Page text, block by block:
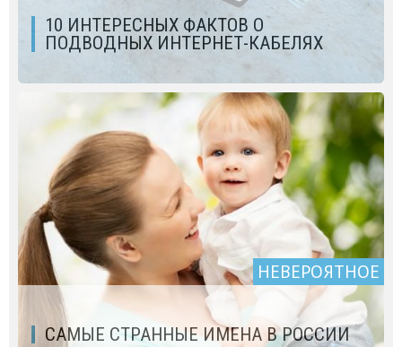
10 ИНТЕРЕСНЫХ ФАКТОВ О
ПОДВОДНЫХ ИНТЕРНЕТ-КАБЕЛЯХ
НЕВЕРОЯТНОЕ
САМЫЕ СТРАННЫЕ ИМЕНА В РОССИИ